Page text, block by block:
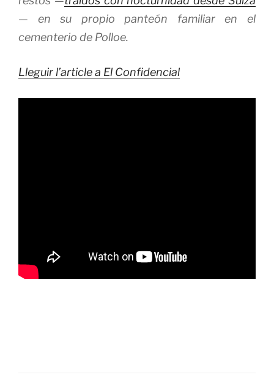
— en su propio panteón familiar en el
cementerio de Polloe.
Lleguir l’article a El Confidencial